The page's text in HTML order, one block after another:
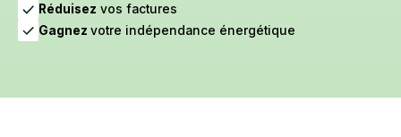
Réduisez vos factures
Gagnezvotre indépendance énergétique